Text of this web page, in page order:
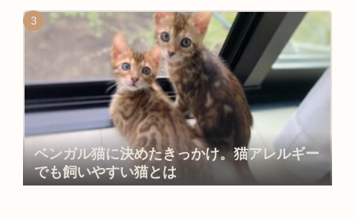
ベンガル猫に決めたきっかけ。猫アレルギー
でも飼いやすい猫とは